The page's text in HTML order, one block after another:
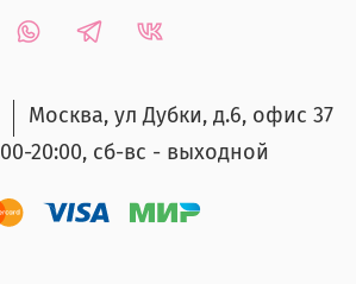
Москва, ул Дубки, д.6, офис 37
20:00, сб-вс - выходной